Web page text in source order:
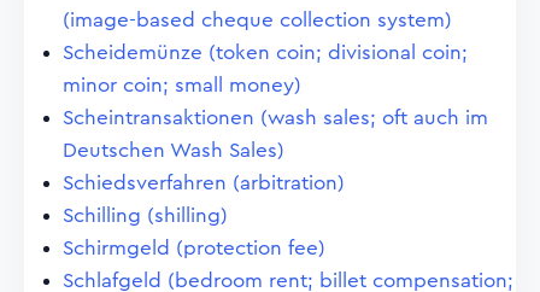
(image-based cheque collection system)
Scheidemünze (token coin; divisional coin;
minor coin; small money)
Scheintransaktionen (wash sales; oft auch im
Deutschen Wash Sales)
Schiedsverfahren (arbitration)
Schilling (shilling)
Schirmgeld (protection fee)
Schlafgeld (bedroom rent; billet compensation;